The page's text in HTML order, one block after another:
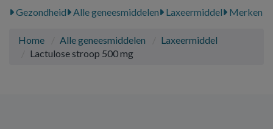
Gezondheid Alle geneesmiddelen Laxeermiddel Merken
Home Alle geneesmiddelen
Laxeermiddel
Lactulose stroop 500 mg